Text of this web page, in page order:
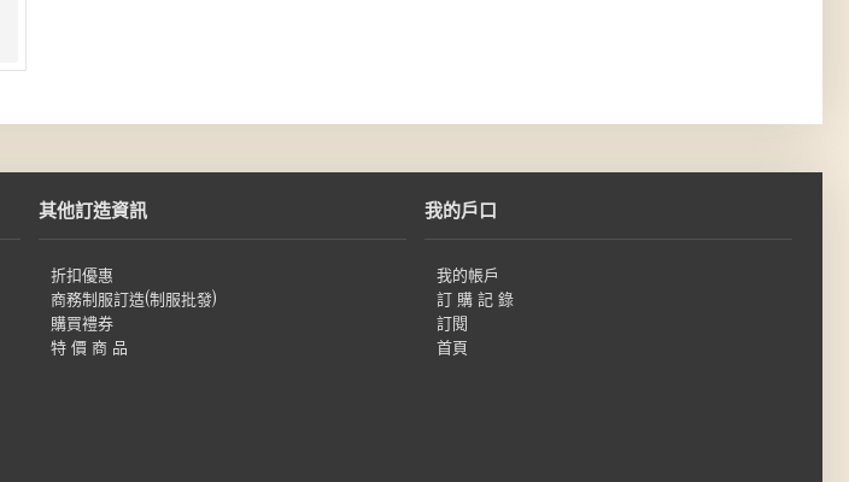
其他訂造資訊
折扣優惠
商務制服訂造(制服批發)
購買禮券
特 價 商 品
我的戶口
我的帳戶
訂 購 記 錄
訂閱
首頁